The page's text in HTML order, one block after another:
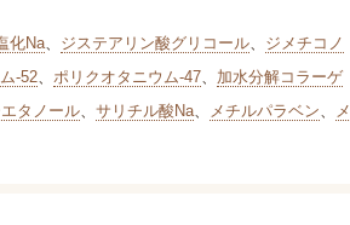
化Na、 ジステアリン酸グリコール、 ジメチコノ
-52、 ポリクオタニウム-47、 加水分解コラーゲ
タノール、 サリチル酸Na、 メチルパラベン、
メ